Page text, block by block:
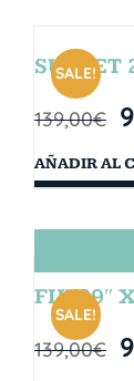
SALE!
SUNSET
139,00€
AÑADIR AL
SALE!
FIJI 29″
139,00€